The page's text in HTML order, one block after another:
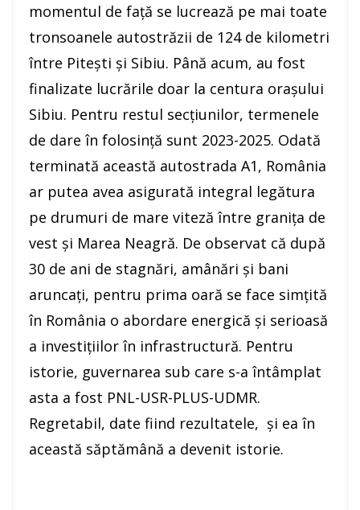
momentul de față se lucrează pe mai toate
tronsoanele autostrăzii de 124 de kilometri
între Pitești și Sibiu. Până acum, au fost
finalizate lucrările doar la centura orașului
Sibiu. Pentru restul secțiunilor, termenele
de dare în folosință sunt 2023-2025. Odată
terminată această autostrada A1, România
ar putea avea asigurată integral legătura
pe drumuri de mare viteză între granița de
vest și Marea Neagră. De observat că după
30 de ani de stagnări, amânări și bani
aruncați, pentru prima oară se face simțită
în România o abordare energică și serioasă
a investițiilor în infrastructură. Pentru
istorie, guvernarea sub care s-a întâmplat
asta a fost PNL-USR-PLUS-UDMR.
Regretabil, date fiind rezultatele, și ea în
această săptămână a devenit istorie.